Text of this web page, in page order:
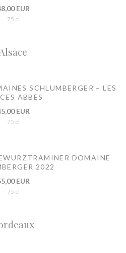
EUR
75 cl
Alsace
SCHLUMBERGER – LES
ABBÉS
EUR
75 cl
DOMAINE
2022
EUR
75 cl